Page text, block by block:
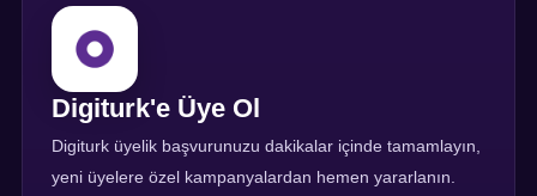
Digiturk'e Üye Ol
Digiturk üyelik başvurunuzu dakikalar içinde tamamlayın,
yeni üyelere özel kampanyalardan hemen yararlanın.